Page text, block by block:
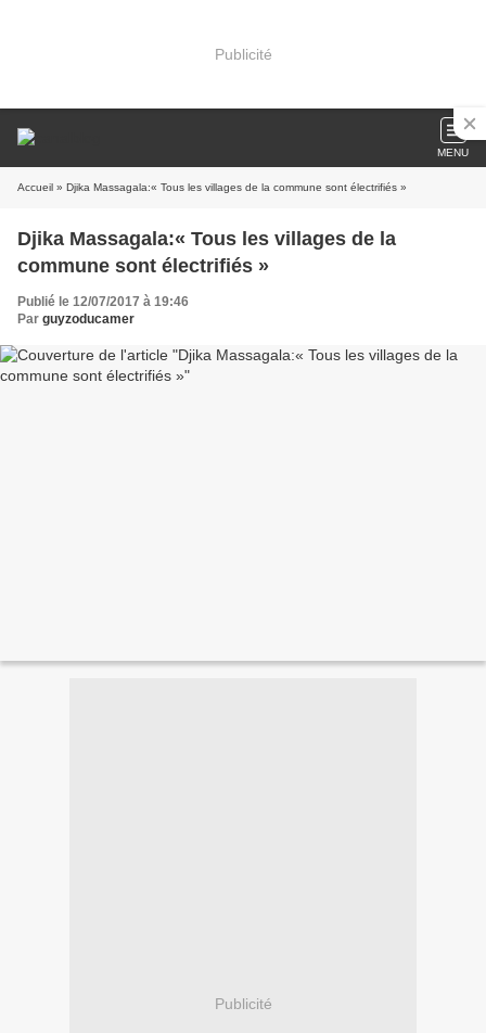
Publicité
MENU
Accueil » Djika Massagala:« Tous les villages de la commune sont électrifiés »
Djika Massagala:« Tous les villages de la
commune sont électrifiés »
Publié le 12/07/2017 à 19:46
Par guyzoducamer
Publicité